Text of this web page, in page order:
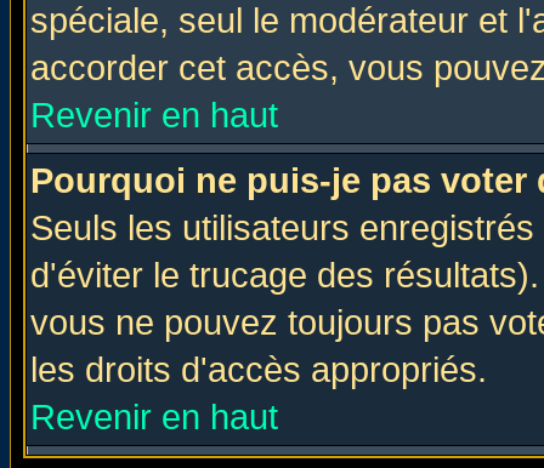
spéciale, seul le modérateur et
accorder cet accès, vous
Revenir en haut
Pourquoi ne puis-je pas voter
Seuls les utilisateurs
d'éviter le trucage des
vous ne pouvez toujours pas
les droits d'accès appropriés.
Revenir en haut